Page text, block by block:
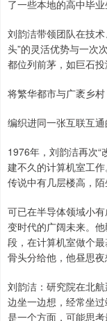
了一些本地的高中毕
刘韵洁带领团队在技
头”的灵活优势与一次
都位列前茅，如巨石投
将繁华都市与广袤乡村
编织进同一张互联互通
1976年，刘韵洁再次“
建不久的计算机室工作
传说中有几层楼高，陌
可已在半导体领域小
变时代的广阔未来。
段，在计算机室做个
骨头分给他，他昼思
刘韵洁：研究院在北
边坐一边想，经常坐
是一个方面，可能思